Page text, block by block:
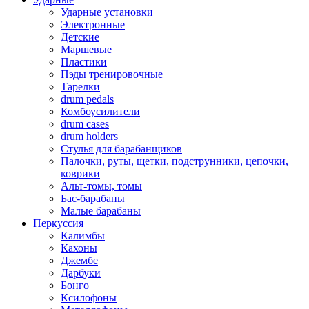
Ударные установки
Электронные
Детские
Маршевые
Пластики
Пэды тренировочные
Тарелки
drum pedals
Комбоусилители
drum cases
drum holders
Стулья для барабанщиков
Палочки, руты, щетки, подструнники, цепочки,
коврики
Альт-томы, томы
Бас-барабаны
Малые барабаны
Перкуссия
Калимбы
Кахоны
Джембе
Дарбуки
Бонго
Ксилофоны